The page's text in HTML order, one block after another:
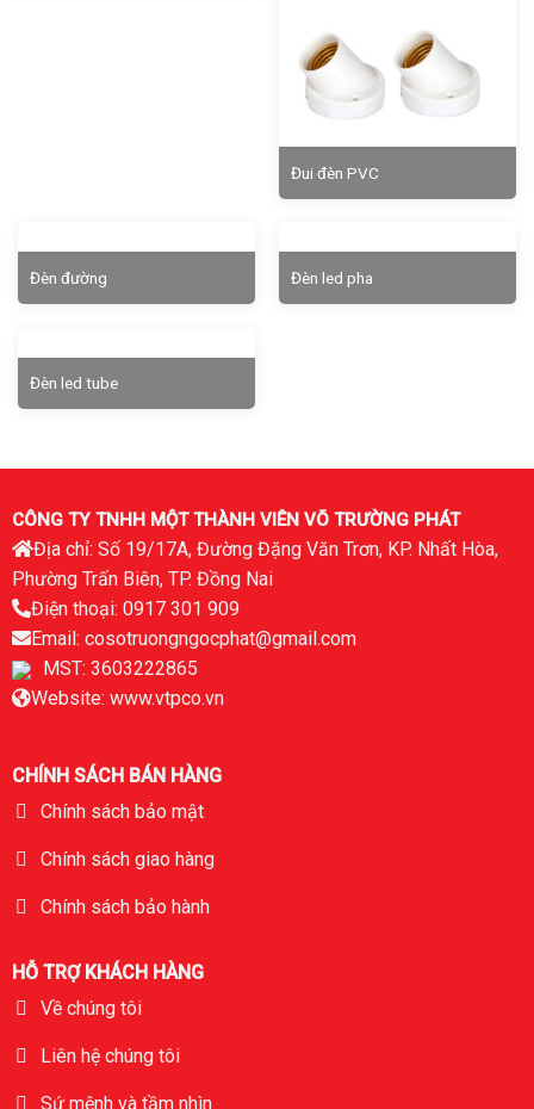
Đui đèn PVC
Đèn đường Đèn led pha
Đèn led tube
CÔNG TY TNHH MỘT THÀNH VIÊN VÕ TRƯỜNG PHÁT
Địa chỉ: Số 19/17A, Đường Đặng Văn Trơn, KP. Nhất Hòa,
Phường Trấn Biên, TP. Đồng Nai
Điện thoại: 0917 301 909
Email: cosotruongngocphat@gmail.com
MST: 3603222865
Website: www.vtpco.vn
CHÍNH SÁCH BÁN HÀNG
Chính sách bảo mật
Chính sách giao hàng
Chính sách bảo hành
HỖ TRỢ KHÁCH HÀNG
Về chúng tôi
Liên hệ chúng tôi
Sứ mệnh và tầm nhìn